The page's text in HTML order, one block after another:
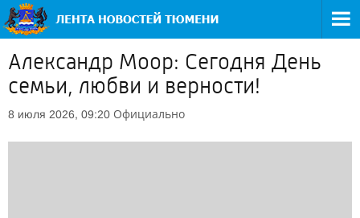
Александр Моор: Сегодня День
семьи, любви и верности!
8 июля 2026, 09:20 Официально